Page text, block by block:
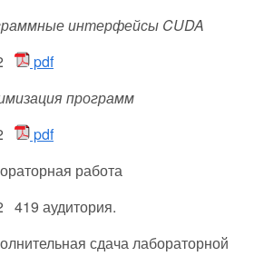
интерфейсы CUDA
pdf
программ
pdf
работа
419 аудитория.
сдача лабораторной